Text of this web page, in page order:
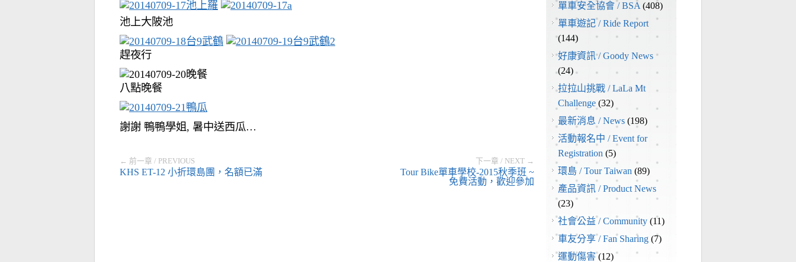
池上大陂池
趕夜行
八點晚餐
謝謝 鴨鴨學姐, 暑中送西瓜…
← 前一章 / PREVIOUS
KHS ET-12 小折環島團，名額已滿
下一章 / NEXT →
Tour Bike單車學校-2015秋季班 ~
免費活動，歡迎參加
單車安全協會 / BSA (408)
單車遊記 / Ride Report
(144)
好康資訊 / Goody News
(24)
拉拉山挑戰 / LaLa Mt
Challenge (32)
最新消息 / News (198)
活動報名中 / Event for
Registration (5)
環島 / Tour Taiwan (89)
產品資訊 / Product News
(23)
社會公益 / Community (11)
車友分享 / Fan Sharing (7)
運動傷害(12)